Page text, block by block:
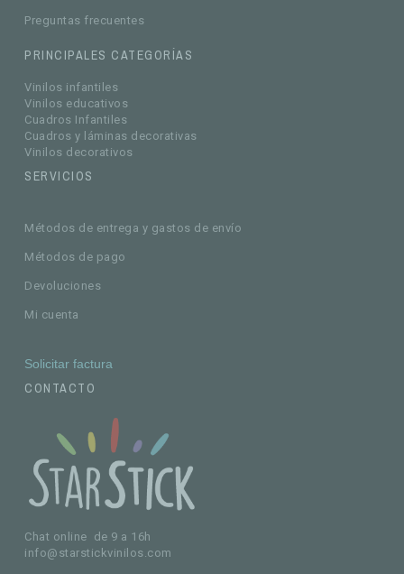
Preguntas frecuentes
PRINCIPALES CATEGORÍAS
Vinilos infantiles
Vinilos educativos
Cuadros Infantiles
Cuadros y láminas decorativas
Vinilos decorativos
SERVICIOS
Métodos de entrega y gastos de envío
Métodos de pago
Devoluciones
Mi cuenta
Solicitar factura
CONTACTO
Chat online de 9 a 16h
info@starstickvinilos.com